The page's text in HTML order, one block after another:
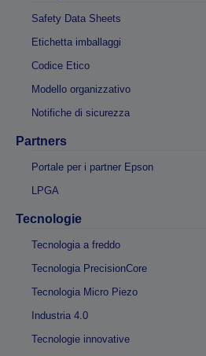
Safety Data Sheets
Etichetta imballaggi
Codice Etico
Modello organizzativo
Notifiche di sicurezza
Partners
Portale per i partner Epson
LPGA
Tecnologie
Tecnologia a freddo
Tecnologia PrecisionCore
Tecnologia Micro Piezo
Industria 4.0
Tecnologie innovative